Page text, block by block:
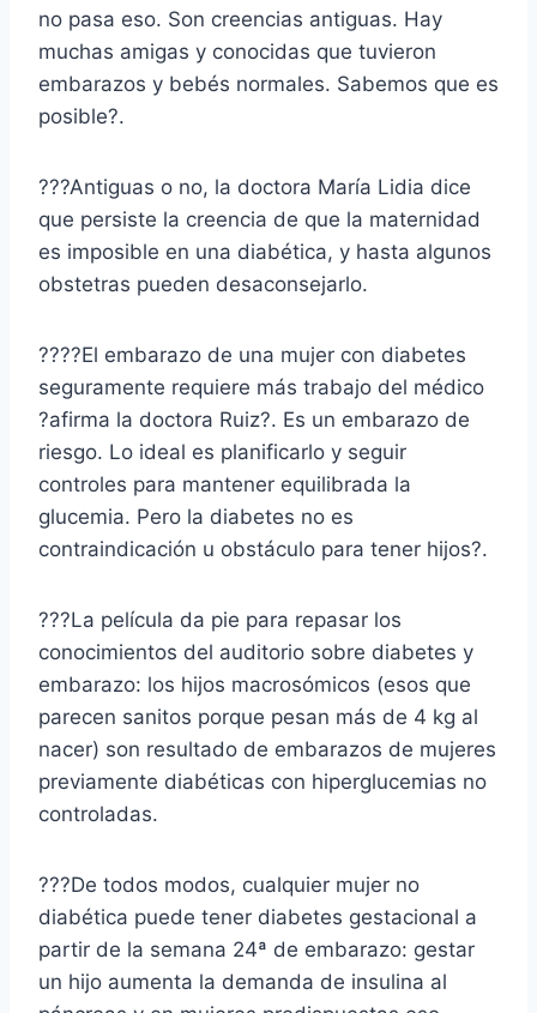
no pasa eso. Son creencias antiguas. Hay
muchas amigas y conocidas que tuvieron
embarazos y bebés normales. Sabemos que es
posible?.
???Antiguas o no, la doctora María Lidia dice
que persiste la creencia de que la maternidad
es imposible en una diabética, y hasta algunos
obstetras pueden desaconsejarlo.
????El embarazo de una mujer con diabetes
seguramente requiere más trabajo del médico
?afirma la doctora Ruiz?. Es un embarazo de
riesgo. Lo ideal es planificarlo y seguir
controles para mantener equilibrada la
glucemia. Pero la diabetes no es
contraindicación u obstáculo para tener hijos?.
???La película da pie para repasar los
conocimientos del auditorio sobre diabetes y
embarazo: los hijos macrosómicos (esos que
parecen sanitos porque pesan más de 4 kg al
nacer) son resultado de embarazos de mujeres
previamente diabéticas con hiperglucemias no
controladas.
???De todos modos, cualquier mujer no
diabética puede tener diabetes gestacional a
partir de la semana 24ª de embarazo: gestar
un hijo aumenta la demanda de insulina al